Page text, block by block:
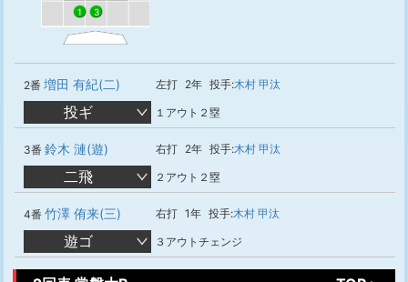
1 3
2番 増田 有紀(二) 左打 2年 投手:木村 甲汰
投ギ １アウト２塁
3番 鈴木 漣(遊) 右打 2年 投手:木村 甲汰
二飛 ２アウト２塁
4番 竹澤 侑来(三) 右打 1年 投手:木村 甲汰
遊ゴ ３アウトチェンジ